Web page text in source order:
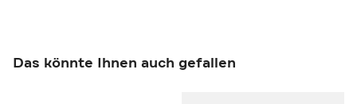
Das könnte Ihnen auch gefallen